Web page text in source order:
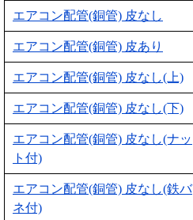
エアコン配管(銅管) 皮なし
エアコン配管(銅管) 皮あり
エアコン配管(銅管) 皮なし(上)
エアコン配管(銅管) 皮なし(下)
エアコン配管(銅管) 皮なし(ナッ
ト付)
エアコン配管(銅管) 皮なし(鉄バ
ネ付)